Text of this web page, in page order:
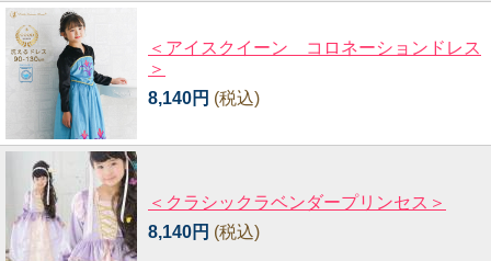
＜アイスクイーン コロネーションドレス
＞
8,140円 (税込)
＜クラシックラベンダープリンセス＞
8,140円 (税込)